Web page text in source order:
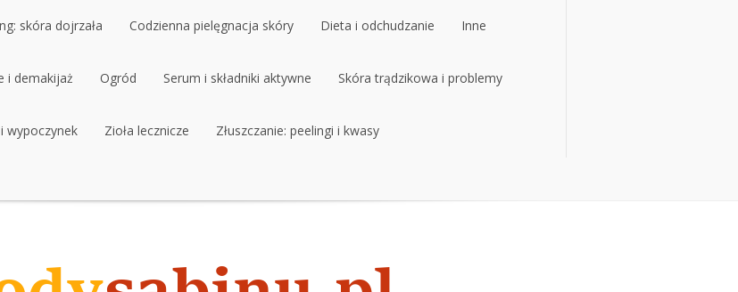
skóra dojrzała
skóra dojrzała
Codzienna pielęgnacja skóry
Codzienna pielęgnacja skóry
Dieta i odchudzanie
Dieta i odchudzanie
Inne
Inne
i demakijaż
i demakijaż
Ogród
Ogród
Serum i składniki aktywne
Serum i składniki aktywne
Skóra trądzikowa i problemy
Skóra trądzikowa i problemy
wypoczynek Zioła lecznicze Złuszczanie: peelingi i kwasy